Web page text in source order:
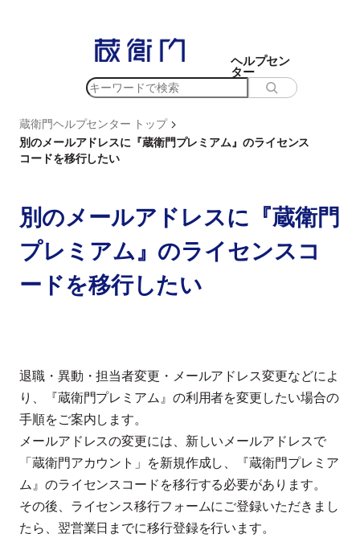
ッ
プ
ヘルプセン
ター
検
蔵衛門ヘルプセンター トップ >
別のメールアドレスに『蔵衛門プレミアム』のライセンス
コードを移行したい
別のメールアドレスに『蔵衛門
プレミアム』のライセンスコ
ードを移行したい
退職・異動・担当者変更・メールアドレス変更などによ
り、『蔵衛門プレミアム』の利用者を変更したい場合の
手順をご案内します。
メールアドレスの変更には、新しいメールアドレスで
「蔵衛門アカウント」を新規作成し、『蔵衛門プレミア
ム』のライセンスコードを移行する必要があります。
その後、ライセンス移行フォームにご登録いただきまし
たら、翌営業日までに移行登録を行います。